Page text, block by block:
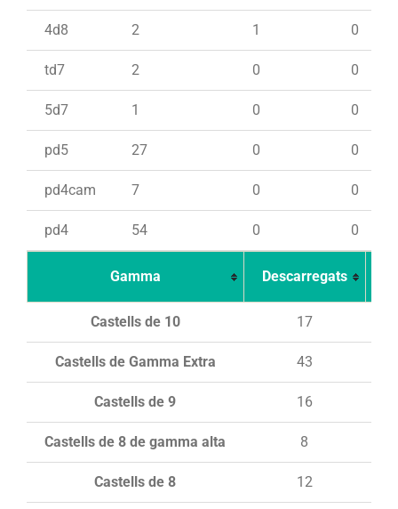
4d8 2 1 0
td7 2 0 0
5d7 1 0 0
pd5 27 0 0
pd4cam 7 0 0
pd4 54 0 0
Gamma Descarregats
Castells de 10 17
Castells de Gamma Extra 43
Castells de 9 16
Castells de 8 de gamma alta 8
Castells de 8 12